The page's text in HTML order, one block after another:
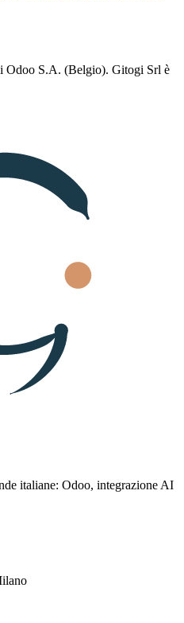
Odoo S.A. (Belgio). Gitogi Srl è
italiane: Odoo, integrazione AI